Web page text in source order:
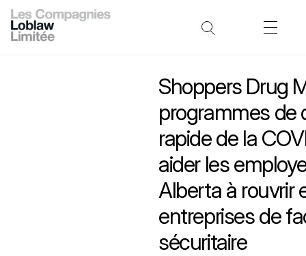
Shoppers Drug
programmes de
rapide de la
aider les
Alberta à rouvrir
entreprises de
sécuritaire